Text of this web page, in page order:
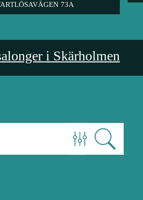
73A
i Skärholmen